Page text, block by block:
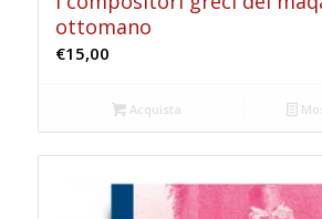
ottomano
€15,00
Acquista